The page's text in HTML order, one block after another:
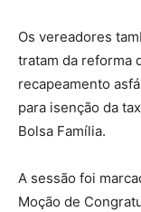
Os vereadores
tratam da reforma
recapeamento
para isenção da
Bolsa Família.
A sessão foi
Moção de